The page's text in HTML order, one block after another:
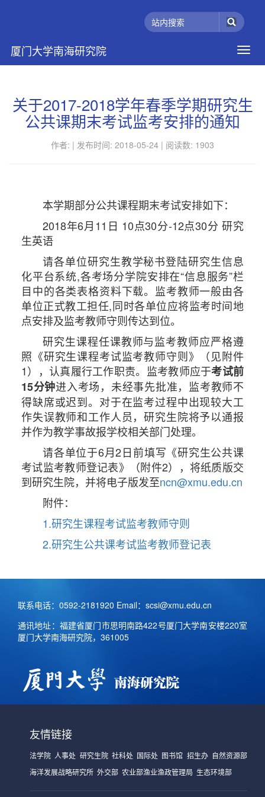
厦门大学南海研究院
关于2017-2018学年春季学期研究生
公共课期末考试监考安排的通知
作者: | 发布时间: 2018-05-24 | 阅读数: 1903
本学期部分公共课程期末考试安排如下：
2018年6月11日 10点30分-12点30分 研究
生英语
请各单位研究生教学秘书登陆研究生信息
化平台系统,各考场分学院安排在“信息服务”栏
目中的各类表格资料下载。监考教师一般由各
单位正式教工担任,同时各单位应将监考时间地
点安排及监考教师守则传达到位。
研究生课程任课教师与监考教师应严格遵
照《研究生课程考试监考教师守则》（见附件
1），认真履行工作职责。监考教师应于考试前
15分钟进入考场，未经事先批准，监考教师不
得缺席或迟到。对于在监考过程中出现较大工
作失误教师和工作人员，研究生院将予以通报
并作为教学事故报学校相关部门处理。
请各单位于6月2日前填写《研究生公共课
考试监考教师登记表》（附件2），将纸质版交
到研究生院，并将电子版发至ncn@xmu.edu.cn
附件：
1.研究生课程考试监考教师守则
2.研究生公共课考试监考教师登记表
联系电话：0592-2181920 Email：scsi@xmu.edu.cn
通讯地址：福建省厦门市思明南路422号厦门大学南安楼220室
厦门大学南海研究院，361005
友情链接
法学院 人事处 研究生院 社科处 国际处 图书馆 招生办 自然资源部
海洋发展战略研究所 外交部 农业部渔业渔政管理局 生态环境部